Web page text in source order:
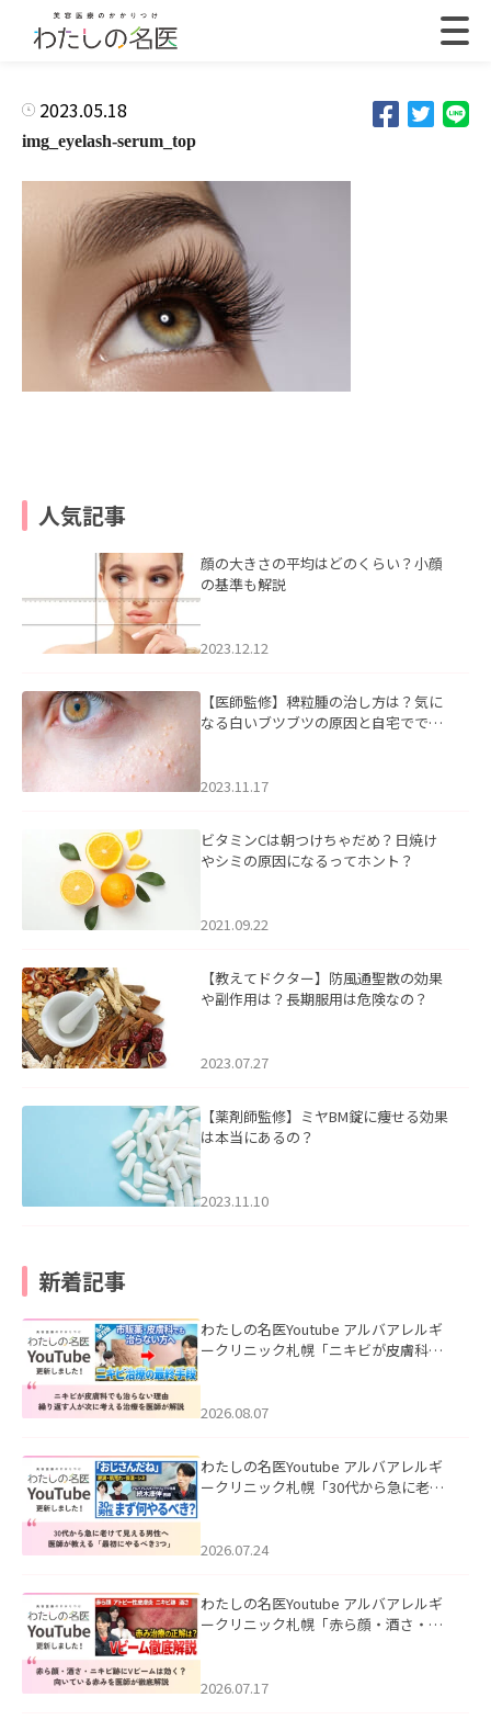
2023.05.18
img_eyelash-serum_top
人気記事
顔の大きさの平均はどのくらい？小顔
の基準も解説
2023.12.12
【医師監修】稗粒腫の治し方は？気に
なる白いブツブツの原因と自宅ででき
2023.11.17
ビタミンCは朝つけちゃだめ？日焼け
やシミの原因になるってホント？
2021.09.22
【教えてドクター】防風通聖散の効果
や副作用は？長期服用は危険なの？
2023.07.27
【薬剤師監修】ミヤBM錠に痩せる効果
は本当にあるの？
2023.11.10
新着記事
わたしの名医Youtube アルバアレルギ
ークリニック札幌「ニキビが皮膚科で
ました。
2026.08.07
わたしの名医Youtube アルバアレルギ
ークリニック札幌「30代から急に老け
た。
2026.07.24
わたしの名医Youtube アルバアレルギ
ークリニック札幌「赤ら顔・酒さ・ニ
した。
2026.07.17